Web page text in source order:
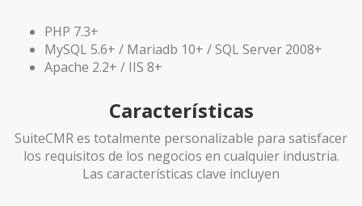
PHP 7.3+
MySQL 5.6+ / Mariadb 10+ / SQL Server 2008+
Apache 2.2+ / IIS 8+
Características
SuiteCMR es totalmente personalizable para satisfacer
los requisitos de los negocios en cualquier industria.
Las características clave incluyen